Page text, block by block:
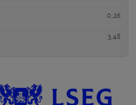
0,26
3,48